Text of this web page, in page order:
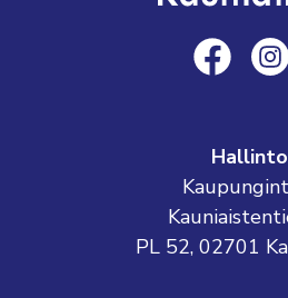
Hallinto
PL 52, 02701